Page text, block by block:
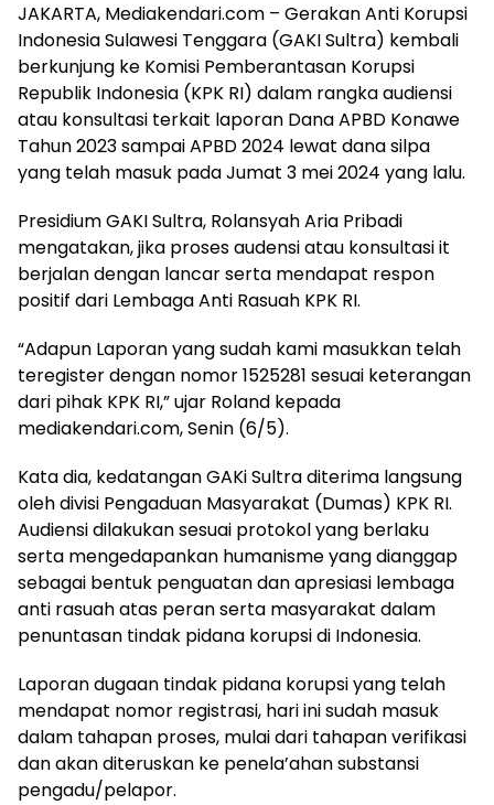
JAKARTA, Mediakendari.com – Gerakan Anti Korupsi
Indonesia Sulawesi Tenggara (GAKI Sultra) kembali
berkunjung ke Komisi Pemberantasan Korupsi
Republik Indonesia (KPK RI) dalam rangka audiensi
atau konsultasi terkait laporan Dana APBD Konawe
Tahun 2023 sampai APBD 2024 lewat dana silpa
yang telah masuk pada Jumat 3 mei 2024 yang lalu.
Presidium GAKI Sultra, Rolansyah Aria Pribadi
mengatakan, jika proses audensi atau konsultasi it
berjalan dengan lancar serta mendapat respon
positif dari Lembaga Anti Rasuah KPK RI.
“Adapun Laporan yang sudah kami masukkan telah
teregister dengan nomor 1525281 sesuai keterangan
dari pihak KPK RI,” ujar Roland kepada
mediakendari.com, Senin (6/5).
Kata dia, kedatangan GAKi Sultra diterima langsung
oleh divisi Pengaduan Masyarakat (Dumas) KPK RI.
Audiensi dilakukan sesuai protokol yang berlaku
serta mengedapankan humanisme yang dianggap
sebagai bentuk penguatan dan apresiasi lembaga
anti rasuah atas peran serta masyarakat dalam
penuntasan tindak pidana korupsi di Indonesia.
Laporan dugaan tindak pidana korupsi yang telah
mendapat nomor registrasi, hari ini sudah masuk
dalam tahapan proses, mulai dari tahapan verifikasi
dan akan diteruskan ke penela’ahan substansi
pengadu/pelapor.